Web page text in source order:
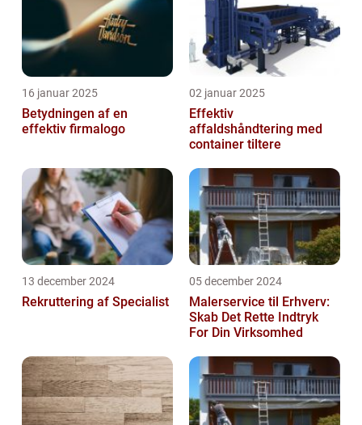
16 januar 2025
Betydningen af en
effektiv firmalogo
02 januar 2025
Effektiv
affaldshåndtering med
container tiltere
13 december 2024
Rekruttering af Specialist
05 december 2024
Malerservice til Erhverv:
Skab Det Rette Indtryk
For Din Virksomhed